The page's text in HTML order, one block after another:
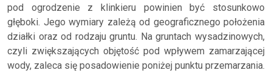
pod ogrodzenie z klinkieru powinien być stosunkowo
głęboki. Jego wymiary zależą od geograficznego położenia
działki oraz od rodzaju gruntu. Na gruntach wysadzinowych,
czyli zwiększających objętość pod wpływem zamarzającej
wody, zaleca się posadowienie poniżej punktu przemarzania.